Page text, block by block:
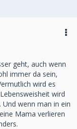
geht, auch wenn
immer da sein,
wird es
wird
Und wenn man in ein
Mama verlieren